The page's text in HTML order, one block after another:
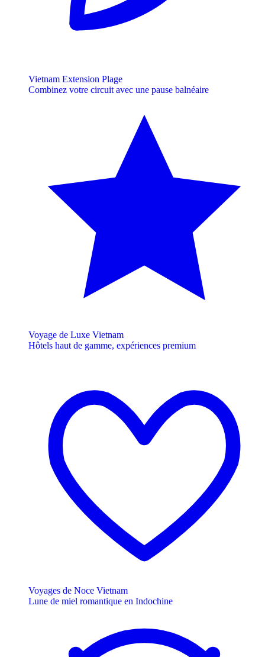
Vietnam Extension Plage
Combinez votre circuit avec une pause balnéaire
Voyage de Luxe Vietnam
Hôtels haut de gamme, expériences premium
Voyages de Noce Vietnam
Lune de miel romantique en Indochine